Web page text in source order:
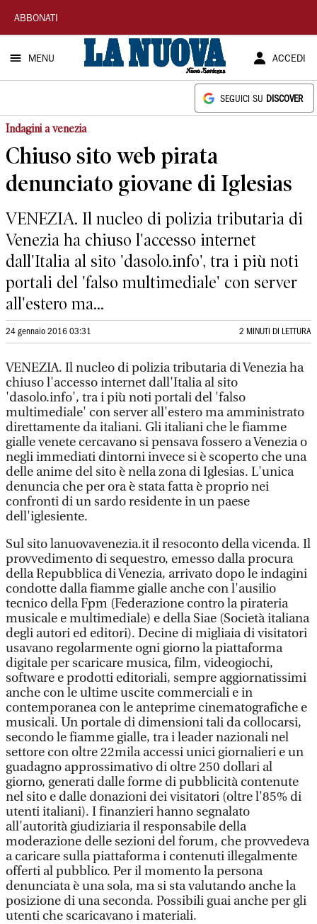
La
Nuova
Sardegna
ABBONATI
MENU ACCEDI
SEGUICI SU DISCOVER
Indagini a venezia
Chiuso sito web pirata
denunciato giovane di Iglesias
VENEZIA. Il nucleo di polizia tributaria di
Venezia ha chiuso l'accesso internet
dall'Italia al sito 'dasolo.info', tra i più noti
portali del 'falso multimediale' con server
all'estero ma...
24 gennaio 2016 03:31 2 MINUTI DI LETTURA
VENEZIA. Il nucleo di polizia tributaria di Venezia ha
chiuso l'accesso internet dall'Italia al sito
'dasolo.info', tra i più noti portali del 'falso
multimediale' con server all'estero ma amministrato
direttamente da italiani. Gli italiani che le fiamme
gialle venete cercavano si pensava fossero a Venezia o
negli immediati dintorni invece si è scoperto che una
delle anime del sito è nella zona di Iglesias. L'unica
denuncia che per ora è stata fatta è proprio nei
confronti di un sardo residente in un paese
dell'iglesiente.
Sul sito lanuovavenezia.it il resoconto della vicenda. Il
provvedimento di sequestro, emesso dalla procura
della Repubblica di Venezia, arrivato dopo le indagini
condotte dalla fiamme gialle anche con l'ausilio
tecnico della Fpm (Federazione contro la pirateria
musicale e multimediale) e della Siae (Società italiana
degli autori ed editori). Decine di migliaia di visitatori
usavano regolarmente ogni giorno la piattaforma
digitale per scaricare musica, film, videogiochi,
software e prodotti editoriali, sempre aggiornatissimi
anche con le ultime uscite commerciali e in
contemporanea con le anteprime cinematografiche e
musicali. Un portale di dimensioni tali da collocarsi,
secondo le fiamme gialle, tra i leader nazionali nel
settore con oltre 22mila accessi unici giornalieri e un
guadagno approssimativo di oltre 250 dollari al
giorno, generati dalle forme di pubblicità contenute
nel sito e dalle donazioni dei visitatori (oltre l'85% di
utenti italiani). I finanzieri hanno segnalato
all'autorità giudiziaria il responsabile della
moderazione delle sezioni del forum, che provvedeva
a caricare sulla piattaforma i contenuti illegalmente
offerti al pubblico. Per il momento la persona
denunciata è una sola, ma si sta valutando anche la
posizione di una seconda. Possibili guai anche per gli
utenti che scaricavano i materiali.